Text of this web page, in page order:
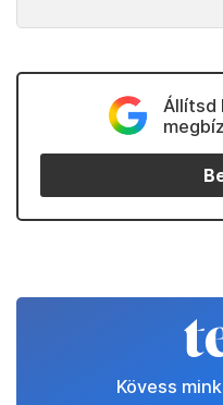
Állítsd
Kövess